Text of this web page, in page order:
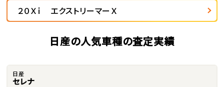
２０Ｘｉ エクストリーマーＸ
日産の人気車種の査定実績
日産
セレナ